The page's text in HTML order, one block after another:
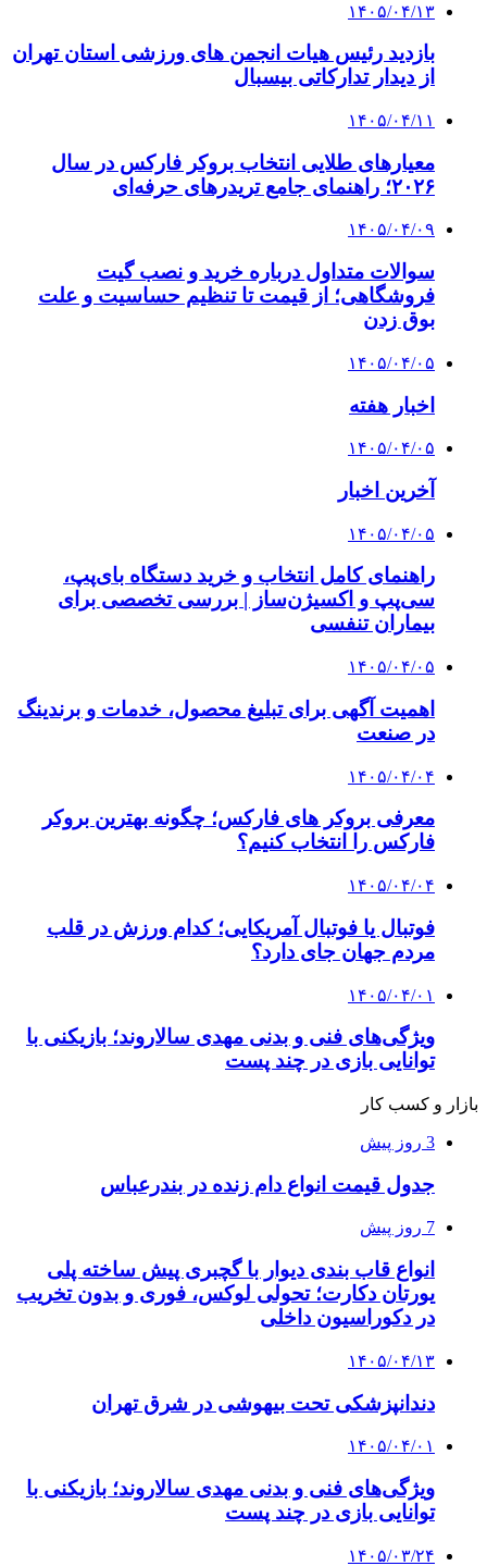
۱۴۰۵/۰۴/۱۳
بازدید رئیس هیات انجمن های ورزشی استان تهران
از دیدار تدارکاتی بیسبال
۱۴۰۵/۰۴/۱۱
معیارهای طلایی انتخاب بروکر فارکس در سال
۲۰۲۶؛ راهنمای جامع تریدرهای حرفه‌ای
۱۴۰۵/۰۴/۰۹
سوالات متداول درباره خرید و نصب گیت
فروشگاهی؛ از قیمت تا تنظیم حساسیت و علت
بوق زدن
۱۴۰۵/۰۴/۰۵
اخبار هفته
۱۴۰۵/۰۴/۰۵
آخرین اخبار
۱۴۰۵/۰۴/۰۵
راهنمای کامل انتخاب و خرید دستگاه بای‌پپ،
سی‌پپ و اکسیژن‌ساز | بررسی تخصصی برای
بیماران تنفسی
۱۴۰۵/۰۴/۰۵
اهمیت آگهی برای تبلیغ محصول، خدمات و برندینگ
در صنعت
۱۴۰۵/۰۴/۰۴
معرفی بروکر های فارکس؛ چگونه بهترین بروکر
فارکس را انتخاب کنیم؟
۱۴۰۵/۰۴/۰۴
فوتبال یا فوتبال آمریکایی؛ کدام ورزش در قلب
مردم جهان جای دارد؟
۱۴۰۵/۰۴/۰۱
ویژگی‌های فنی و بدنی مهدی سالاروند؛ بازیکنی با
توانایی بازی در چند پست
بازار و کسب کار
3 روز پیش
جدول قیمت انواع دام زنده در بندرعباس
7 روز پیش
انواع قاب بندی دیوار با گچبری پیش ساخته پلی
یورتان دکارت؛ تحولی لوکس، فوری و بدون تخریب
در دکوراسیون داخلی
۱۴۰۵/۰۴/۱۳
دندانپزشکی تحت بیهوشی در شرق تهران
۱۴۰۵/۰۴/۰۱
ویژگی‌های فنی و بدنی مهدی سالاروند؛ بازیکنی با
توانایی بازی در چند پست
۱۴۰۵/۰۳/۲۴